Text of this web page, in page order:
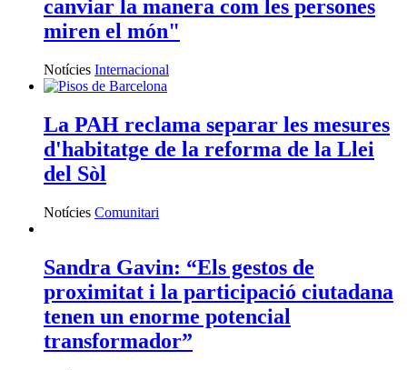
canviar la manera com les persones
miren el món"
Notícies Internacional
La PAH reclama separar les mesures
d'habitatge de la reforma de la Llei
del Sòl
Notícies Comunitari
Sandra Gavin: “Els gestos de
proximitat i la participació ciutadana
tenen un enorme potencial
transformador”